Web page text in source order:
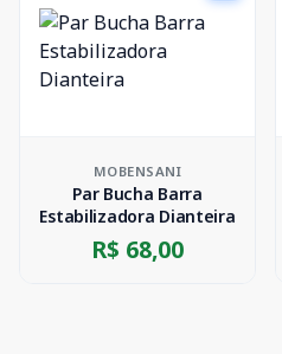
MOBENSANI
Par Bucha Barra
Estabilizadora Dianteira
R$ 68,00